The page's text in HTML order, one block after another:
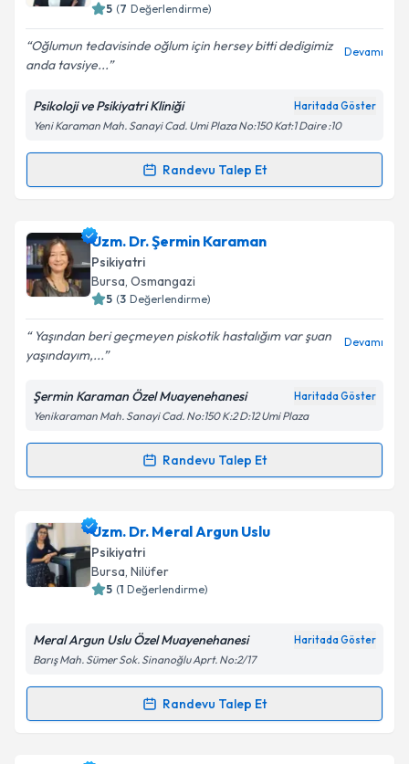
5 (7 Değerlendirme)
Oğlumun tedavisinde oğlum için hersey bitti dedigimiz
anda tavsiye...
Devamı
Psikoloji ve Psikiyatri Kliniği Haritada Göster
Yeni Karaman Mah. Sanayi Cad. Umi Plaza No:150 Kat:1 Daire :10
Randevu Talep Et
Randevu Takvimi Talebi
Uzm. Dr. Özyıl Öztürk Sarıkayaiçin randevu
takvimi talebi oluşturun. Size bu uzmandan randevu
almanız için bir takvim hazırlandığında e-posta ile
bilgilendireceğiz.
E-posta Adresiniz
Kişisel verilerimin işlenmesine ilişkinAydınlatma
Metni'ni okudum ve kişisel verilerimin belirtilen
kapsamda işlenmesini kabul ediyorum.
Uzm. Dr. Şermin Karaman
Psikiyatri
Bursa, Osmangazi
5 (3 Değerlendirme)
Yaşından beri geçmeyen piskotik hastalığım var şuan
yaşındayım,...
Devamı
Şermin Karaman Özel Muayenehanesi Haritada Göster
Yenikaraman Mah. Sanayi Cad. No:150 K:2 D:12 Umi Plaza
Randevu Talep Et
Randevu Takvimi Talebi
Uzm. Dr. Şermin Karamaniçin randevu takvimi
talebi oluşturun. Size bu uzmandan randevu almanız
için bir takvim hazırlandığında e-posta ile
bilgilendireceğiz.
Kişisel verilerimin işlenmesine ilişkin
Uzm. Dr. Meral Argun Uslu
Psikiyatri
Bursa, Nilüfer
5 (1 Değerlendirme)
Meral Argun Uslu Özel Muayenehanesi Haritada Göster
Barış Mah. Sümer Sok. Sinanoğlu Aprt. No:2/17
Randevu Talep Et
Randevu Takvimi Talebi